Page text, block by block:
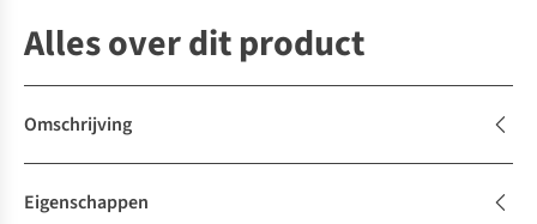
Alles over dit product
Omschrijving
Eigenschappen